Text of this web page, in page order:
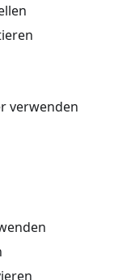
verwenden